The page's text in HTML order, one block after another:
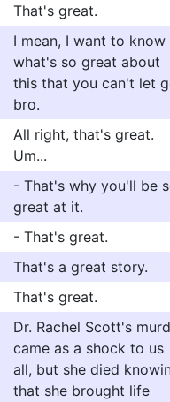
That's great.
I mean, I want to know
what's so great about
this that you can't let
bro.
All right, that's great.
Um...
- That's why you'll be
great at it.
- That's great.
That's a great story.
That's great.
Dr. Rachel Scott's
came as a shock to us
all, but she died
that she brought life